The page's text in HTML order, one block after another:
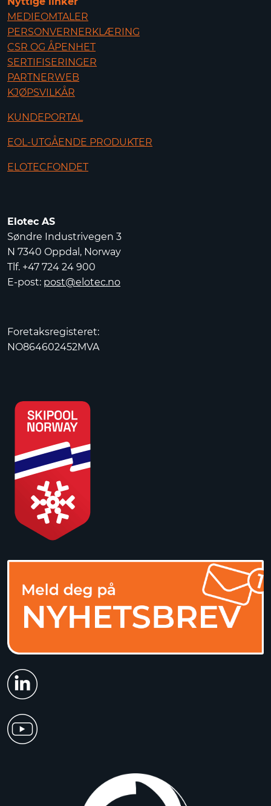
MEDIEOMTALER
PERSONVERNERKLÆRING
CSR OG ÅPENHET
SERTIFISERINGER
PARTNERWEB
KJØPSVILKÅR
KUNDEPORTAL
EOL-UTGÅENDE PRODUKTER
ELOTECFONDET
Elotec AS
Søndre Industrivegen 3
N 7340 Oppdal, Norway
Tlf. +47 724 24 900
E-post: post@elotec.no
Foretaksregisteret:
NO864602452MVA